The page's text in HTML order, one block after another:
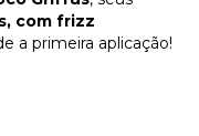
com frizz
a primeira aplicação!